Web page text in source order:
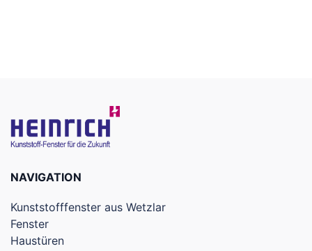
NAVIGATION
Kunststofffenster aus Wetzlar
Fenster
Haustüren